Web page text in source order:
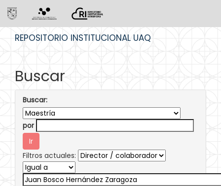
REPOSITORIO INSTITUCIONAL UAQ
Buscar
Buscar:
por
Filtros actuales: